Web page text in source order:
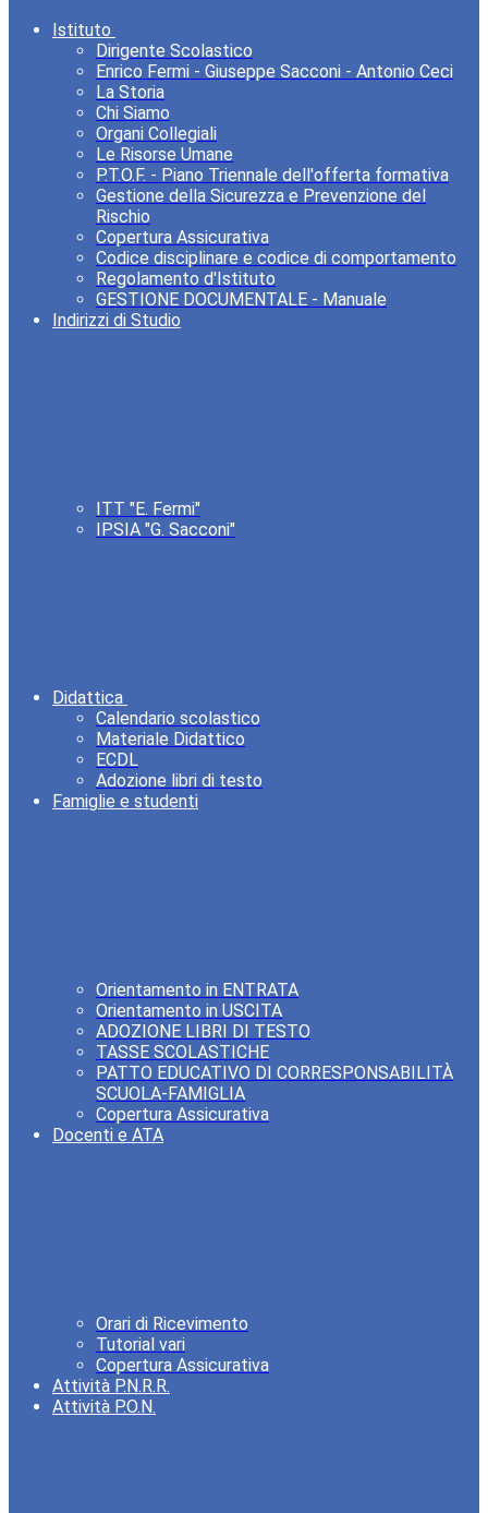
Istituto
Dirigente Scolastico
Enrico Fermi - Giuseppe Sacconi - Antonio Ceci
La Storia
Chi Siamo
Organi Collegiali
Le Risorse Umane
P.T.O.F. - Piano Triennale dell'offerta formativa
Gestione della Sicurezza e Prevenzione del
Rischio
Copertura Assicurativa
Codice disciplinare e codice di comportamento
Regolamento d'Istituto
GESTIONE DOCUMENTALE - Manuale
Indirizzi di Studio
ITT "E. Fermi"
IPSIA "G. Sacconi"
Didattica
Calendario scolastico
Materiale Didattico
ECDL
Adozione libri di testo
Famiglie e studenti
Orientamento in ENTRATA
Orientamento in USCITA
ADOZIONE LIBRI DI TESTO
TASSE SCOLASTICHE
PATTO EDUCATIVO DI CORRESPONSABILITÀ
SCUOLA-FAMIGLIA
Copertura Assicurativa
Docenti e ATA
Orari di Ricevimento
Tutorial vari
Copertura Assicurativa
Attività P.N.R.R.
Attività P.O.N.